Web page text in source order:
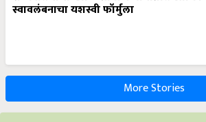
स्वावलंबनाचा यशस्वी फॉर्मुला
More Stories